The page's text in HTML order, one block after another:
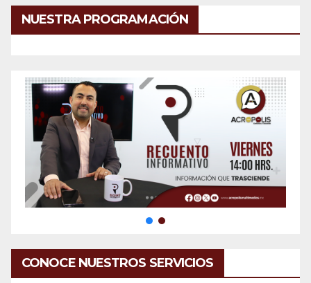
NUESTRA PROGRAMACIÓN
CONOCE NUESTROS SERVICIOS